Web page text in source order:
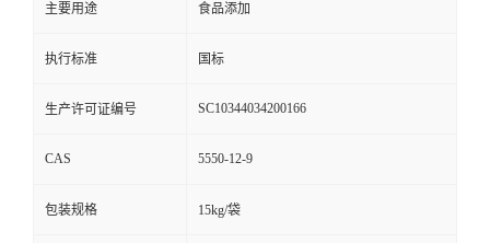
主要用途 食品添加
执行标准 国标
生产许可证编号 SC10344034200166
CAS 5550-12-9
包装规格 15kg/袋